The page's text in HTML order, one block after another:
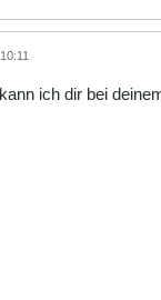
ich dir bei